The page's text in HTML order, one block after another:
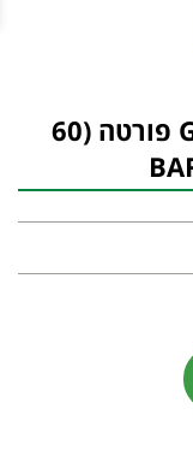
כמוסות זרעי אשכוליות GSE פורטה (60